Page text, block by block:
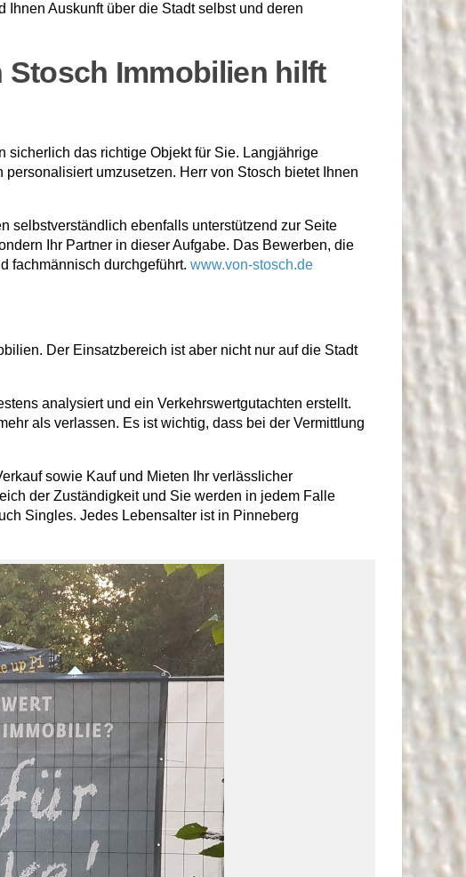
Auskunft über die Stadt selbst und deren
Stosch Immobilien hilft
sicherlich das richtige Objekt für Sie. Langjährige
umzusetzen. Herr von Stosch bietet Ihnen
selbstverständlich ebenfalls unterstützend zur Seite
Ihr Partner in dieser Aufgabe. Das Bewerben, die
fachmännisch durchgeführt. www.von-stosch.de
Der Einsatzbereich ist aber nicht nur auf die Stadt
analysiert und ein Verkehrswertgutachten erstellt.
als verlassen. Es ist wichtig, dass bei der Vermittlung
sowie Kauf und Mieten Ihr verlässlicher
der Zuständigkeit und Sie werden in jedem Falle
Singles. Jedes Lebensalter ist in Pinneberg